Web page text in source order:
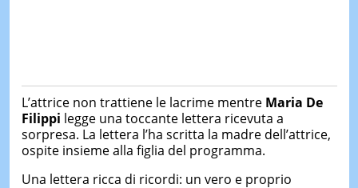
L’attrice non trattiene le lacrime mentre Maria De
Filippi legge una toccante lettera ricevuta a
sorpresa. La lettera l’ha scritta la madre dell’attrice,
ospite insieme alla figlia del programma.
Una lettera ricca di ricordi: un vero e proprio